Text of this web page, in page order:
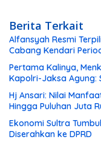
Berita Terkait
Alfansyah Resmi
Cabang Kendari
Pertama Kalinya,
Kapolri-Jaksa Agung:
Hj Ansari: Nilai
Hingga Puluhan Juta
Ekonomi Sultra
Diserahkan ke DPRD